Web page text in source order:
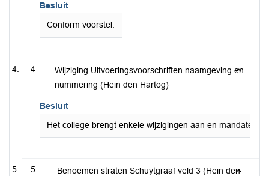
Besluit
Conform voorstel.
4
Wijziging Uitvoeringsvoorschriften naamgeving en
nummering (Hein den Hartog)
Besluit
Het college brengt enkele wijzigingen aan en
5
Benoemen straten Schuytgraaf veld 3 (Hein den